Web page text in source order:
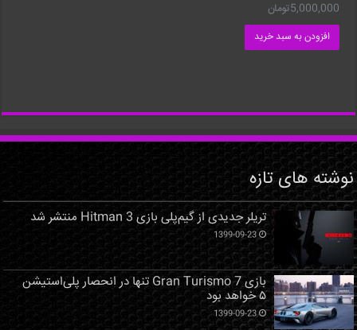
5,000,000تومان
افزودن به سبد خرید
نوشته های تازه
تریلر جدیدی از گیم‌پلی بازی Hitman 3 منتشر شد
1399-09-23
بازی Gran Turismo 7 تنها در انحصار پلی‌استیشن
۵ خواهد بود
1399-09-23